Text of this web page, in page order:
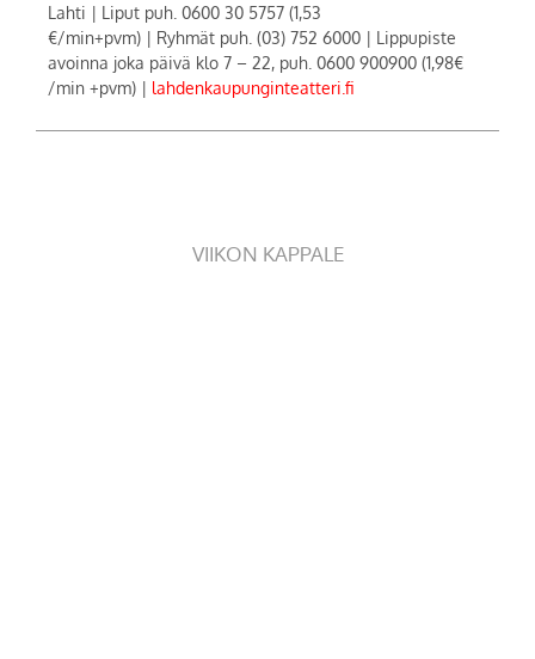
Lahti | Liput puh. 0600 30 5757 (1,53
€/min+pvm) | Ryhmät puh. (03) 752 6000 | Lippupiste
avoinna joka päivä klo 7 – 22, puh. 0600 900900 (1,98€
/min +pvm) | lahdenkaupunginteatteri.fi
VIIKON KAPPALE